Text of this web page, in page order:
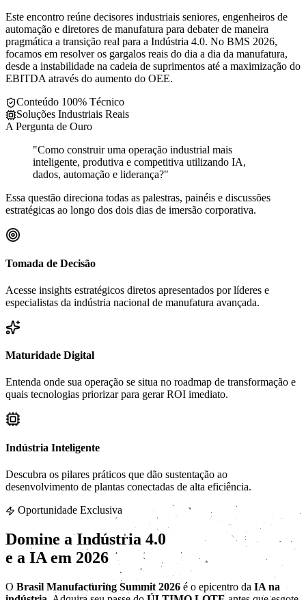
Este encontro reúne decisores industriais seniores, engenheiros de
automação e diretores de manufatura para debater de maneira
pragmática a transição real para a Indústria 4.0. No BMS 2026,
focamos em resolver os gargalos reais do dia a dia da manufatura,
desde a instabilidade na cadeia de suprimentos até a maximização do
EBITDA através do aumento do OEE.
Conteúdo 100% Técnico
Soluções Industriais Reais
A Pergunta de Ouro
"Como construir uma operação industrial mais
inteligente, produtiva e competitiva utilizando IA,
dados, automação e liderança?"
Essa questão direciona todas as palestras, painéis e discussões
estratégicas ao longo dos dois dias de imersão corporativa.
Tomada de Decisão
Acesse insights estratégicos diretos apresentados por líderes e
especialistas da indústria nacional de manufatura avançada.
Maturidade Digital
Entenda onde sua operação se situa no roadmap de transformação e
quais tecnologias priorizar para gerar ROI imediato.
Indústria Inteligente
Descubra os pilares práticos que dão sustentação ao
desenvolvimento de plantas conectadas de alta eficiência.
Oportunidade Exclusiva
Domine aIndústria 4.0
e a IA em 2026
O Brasil Manufacturing Summit 2026 é o epicentro da IA na